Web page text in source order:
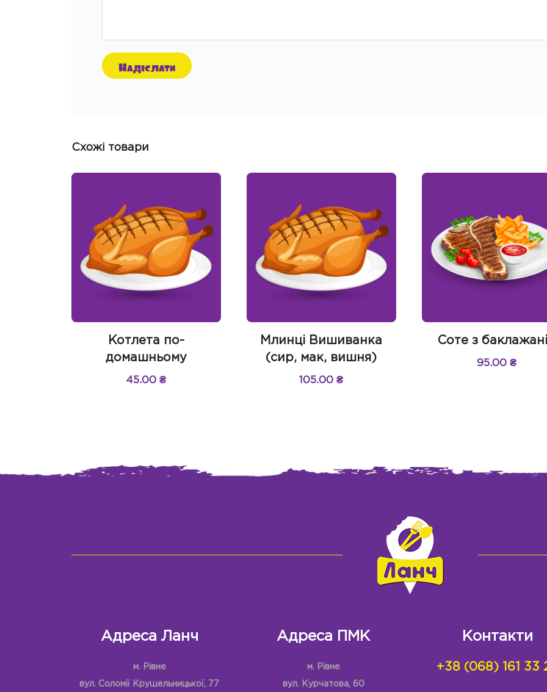
Схожі товари
Котлета по-
домашньому
45.00₴
Млинці Вишиванка
(сир, мак, вишня)
105.00₴
Соте з
95.00 ₴
Адреса Ланч
м. Рівне
вул. Соломії Крушельницької, 77
Адреса ПМК
м. Рівне
вул. Курчатова, 60
Контакти
+38 (068) 161 33